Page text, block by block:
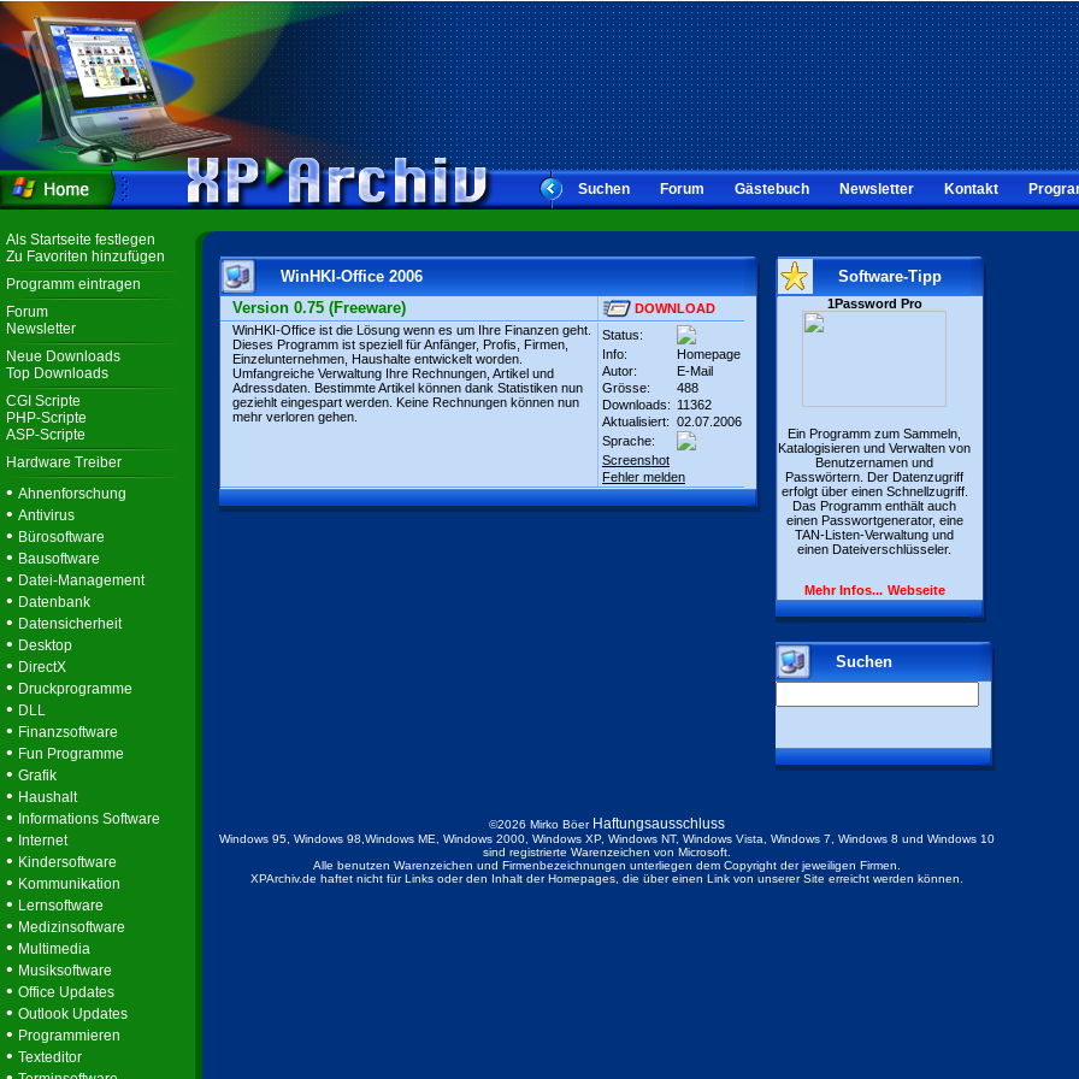
Suchen Forum Gästebuch Newsletter Kontakt
Als Startseite festlegen
Zu Favoriten hinzufügen
Programm eintragen
Forum
Newsletter
Neue Downloads
Top Downloads
CGI Scripte
PHP-Scripte
ASP-Scripte
Hardware Treiber
• Ahnenforschung
• Antivirus
• Bürosoftware
• Bausoftware
• Datei-Management
• Datenbank
• Datensicherheit
• Desktop
• DirectX
• Druckprogramme
• DLL
• Finanzsoftware
• Fun Programme
• Grafik
• Haushalt
• Informations Software
• Internet
• Kindersoftware
• Kommunikation
• Lernsoftware
• Medizinsoftware
• Multimedia
• Musiksoftware
• Office Updates
• Outlook Updates
• Programmieren
• Texteditor
WinHKI-Office 2006
Version 0.75 (Freeware)
DOWNLOAD
WinHKI-Office ist die Lösung wenn es um Ihre Finanzen geht.
Dieses Programm ist speziell für Anfänger, Profis, Firmen,
Einzelunternehmen, Haushalte entwickelt worden.
Umfangreiche Verwaltung Ihre Rechnungen, Artikel und
Adressdaten. Bestimmte Artikel können dank Statistiken nun
geziehlt eingespart werden. Keine Rechnungen können nun
mehr verloren gehen.
Status:
Info:
Homepage
Autor:
E-Mail
Grösse:
488
Downloads: 11362
Aktualisiert: 02.07.2006
Sprache:
Screenshot
Fehler melden
Software-Tipp
1Password Pro
Ein Programm zum Sammeln,
Katalogisieren und Verwalten von
Benutzernamen und
Passwörtern. Der Datenzugriff
erfolgt über einen Schnellzugriff.
Das Programm enthält auch
einen Passwortgenerator, eine
TAN-Listen-Verwaltung und
einen Dateiverschlüsseler.
Mehr Infos... Webseite
Suchen
©2026 Mirko Böer Haftungsausschluss
Windows 95, Windows 98,Windows ME, Windows 2000, Windows XP, Windows NT, Windows Vista, Windows 7, Windows 8 und Windows 10
sind registrierte Warenzeichen von Microsoft.
Alle benutzen Warenzeichen und Firmenbezeichnungen unterliegen dem Copyright der jeweiligen Firmen.
XPArchiv.de haftet nicht für Links oder den Inhalt der Homepages, die über einen Link von unserer Site erreicht werden können.